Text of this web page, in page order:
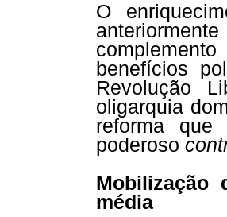
O
benefícios
Revolução
oligarquia
reforma
poderoso
Mobilização
média